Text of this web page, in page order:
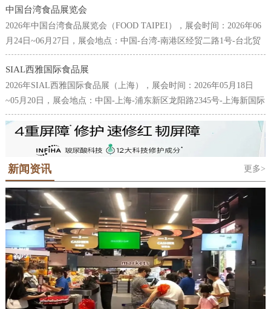
湾区乃至中国华南以及东南亚国家和地区
的食品和饮料行业的国际型贸易展览会。
专注为食品饮料生产商贸易商提供来自进
膳等渠道专业人群，面向流通与餐饮市场
的展会组织者拥有全球食品行业展览领先
地位的科隆世界食品博览会Anuga，科隆
国际糖果及休闲食品展ISM和泰国国际食
品展Anuga Asia-Thaifex等覆盖食品贸易
和食品制造技术全产业链的贸易展览会。
世界食品（深圳）博览会将在Anuga的全
球战略指导下升级品牌——Anuga Select
China将正式落地中国大湾区。Anuga科
隆世界食品博览会创立于1919年，已经
办方：Clarion Events, Inc，举办周期：一
到700家。美国拉斯维加斯便利店及零售
展览会NGA是唯一一个专门围绕商铺店
面为主题的展览，由国家零售商协会
（National Grocers Association）举办，
对于那些需要了解最新的行业趋势和最佳
为期三天的美国拉斯维加斯零售展览会
NGA中，独立零售商便利店和批发商，
零售业高管，CPG制造商和服务聚集在一
起，提供了无与伦比的学习，参与，共
享，网络和创新的机会。全国杂货商协会
是唯一专门致力于独立杂货商需求的行业
协会。考虑到当今瞬息万变的市场和食品
中国台湾食品展览会
2026年中国台湾食品展览会（FOOD TAIPEI），展会时间：2026年06
月24日~06月27日，展会地点：中国-台湾-南港区经贸二路1号-台北贸
易中心南港会展馆，主办方：台湾对外贸易发展协会(TAITRA)，举办
周期：一年一届，展会面积：25000平米，参展观众：65000人，参展
商数量及参展品牌达到1642家。台北国际食品展为中国台湾规模最
大、也是最为国际化的食品专业采购展览会，每年6月皆吸引了许多來
自国內外的专业买主前来台采购参观，堪称亚洲不可错过的食品盛
会，亦为全球华人食品业界不容缺席的年度场合。本展2012年起，首
次扩增世贸一馆展区，联合原有之南港展馆展区，展览规模与来访人
潮屡创新高。该展会的主办单位中国台湾对外贸易发展协会(简称外贸
协会或贸协)由中国台湾省经济部于结合民间工商团体设立之公益性财
团法人，以协助业者拓展对外贸易。目前，本会拥有600多位训练有素
的贸易专才，除台北总部外，设有新竹、台中、台南及高雄等4个办事
处和遍布全球近50个驻外据点，另相继设立中国台湾贸易中心、台北
世界贸易中心等姐妹机构，形成完整的贸易服务网，是业者
SIAL西雅国际食品展
2026年SIAL西雅国际食品展（上海），展会时间：2026年05月18日
~05月20日，展会地点：中国-上海-浦东新区龙阳路2345号-上海新国际
博览中心，主办方：高美艾博展览集团、北京爱博西雅展览有限公
司、中国商业联合会，举办周期：一年一届，展会面积：200000平
米，参展观众：180000人，参展商数量及参展品牌达到5000家。SIAL
是法语“Salon International De L'Alimentation”的缩写，中文意思是国际
食品展览会，“西雅”是SIAL的中文音译名称。SIAL 品牌于1964年在法
国巴黎创立，是全球前五大展会主办集团——法国高美艾博展览集团
自有品牌。SIAL全球系列食品展。2000年将SIAL西雅展引进中国举
办。在近60年的国际品牌沉淀和24年的中国市场深耕中，SIAL中国系
列国际食品展孕育了SIAL西雅展（上海）和SIAL西雅展（深圳）两大
食饮展览。SIAL西雅展（上海）已经成为“SIAL世界三大食品展之
一”。SIAL西雅展（深圳）也将以“SIAL世界展会对话世界地标”为定
位，吸引全球目光定位粤港
新闻资讯 更多>